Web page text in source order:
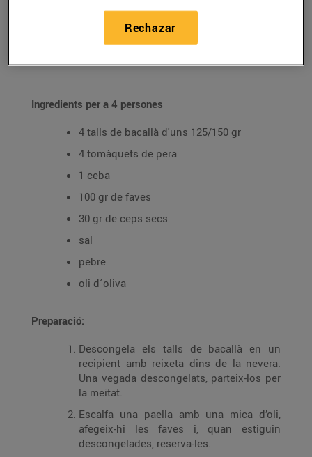
Bacallà amb faves i
Ingredients per a 4 persones
4 talls de bacallà d'uns 125/150 gr
4 tomàquets de pera
1 ceba
100 gr de faves
30 gr de ceps secs
sal
pebre
oli d´oliva
Preparació:
Descongela els talls de bacallà en un
recipient amb reixeta dins de la nevera.
Una vegada descongelats, parteix-los per
la meitat.
Escalfa una paella amb una mica d’oli,
afegeix-hi les faves i, quan estiguin
descongelades, reserva-les.
Rechazar